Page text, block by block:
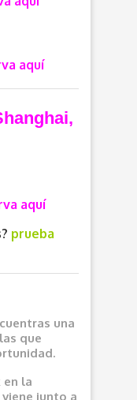
aquí
aquí
prueba
una
que
en la
viene junto a